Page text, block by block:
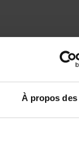
À propos
profonde
de
piscine.
plages